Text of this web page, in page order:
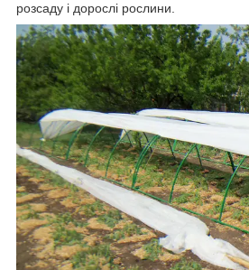
розсаду і дорослі рослини.